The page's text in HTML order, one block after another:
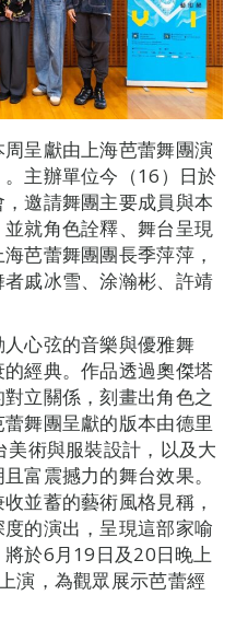
呈獻由上海芭蕾舞團演
主辦單位今（16）日於
邀請舞團主要成員與本
就角色詮釋、舞台呈現
芭蕾舞團團長季萍萍，
戚冰雪、涂瀚彬、許靖
人心弦的音樂與優雅舞
經典。作品透過奧傑塔
立關係，刻畫出角色之
舞團呈獻的版本由德里
美術與服裝設計，以及大
富震撼力的舞台效果。
並蓄的藝術風格見稱，
的演出，呈現這部家喻
於6月19日及20日晚上
演，為觀眾展示芭蕾經